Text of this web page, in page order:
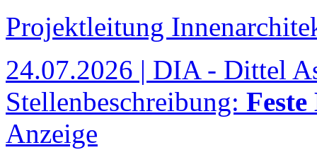
Projektleitung
24.07.2026 | DIA - Dittel
Stellenbeschreibung:
Anzeige